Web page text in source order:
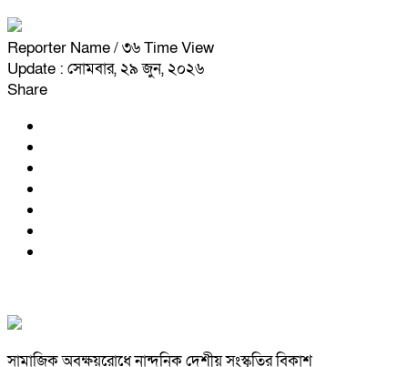
Reporter Name/ ৩৬ Time View
Update : সোমবার, ২৯ জুন, ২০২৬
Share
সামাজিক অবক্ষয়রোধে নান্দনিক দেশীয় সংস্কৃতির বিকাশ